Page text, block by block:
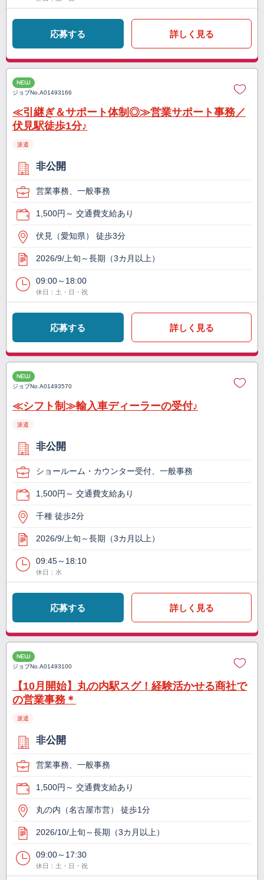
応募する 詳しく見る
NEW
ジョブNo.A01493166
≪引継ぎ＆サポート体制◎≫営業サポート事務／
伏見駅徒歩1分♪
派遣
非公開
営業事務、一般事務
1,500円～ 交通費支給あり
伏見（愛知県） 徒歩3分
2026/9/上旬～長期（3カ月以上）
09:00～18:00
休日：土・日・祝
応募する 詳しく見る
NEW
ジョブNo.A01493570
≪シフト制≫輸入車ディーラーの受付♪
派遣
非公開
ショールーム・カウンター受付、一般事務
1,500円～ 交通費支給あり
千種 徒歩2分
2026/9/上旬～長期（3カ月以上）
09:45～18:10
休日：水
応募する 詳しく見る
NEW
ジョブNo.A01493100
【10月開始】丸の内駅スグ！経験活かせる商社で
の営業事務＊
派遣
非公開
営業事務、一般事務
1,500円～ 交通費支給あり
丸の内（名古屋市営） 徒歩1分
2026/10/上旬～長期（3カ月以上）
09:00～17:30
休日：土・日・祝